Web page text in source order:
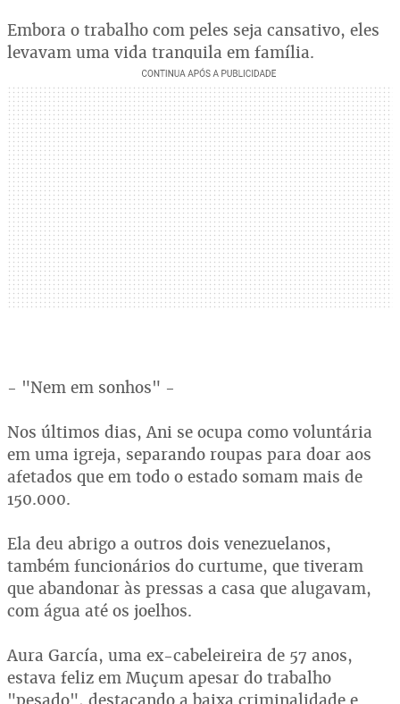
Embora o trabalho com peles seja cansativo, eles
levavam uma vida tranquila em família.
- "Nem em sonhos" -
Nos últimos dias, Ani se ocupa como voluntária
em uma igreja, separando roupas para doar aos
afetados que em todo o estado somam mais de
150.000.
Ela deu abrigo a outros dois venezuelanos,
também funcionários do curtume, que tiveram
que abandonar às pressas a casa que alugavam,
com água até os joelhos.
Aura García, uma ex-cabeleireira de 57 anos,
estava feliz em Muçum apesar do trabalho